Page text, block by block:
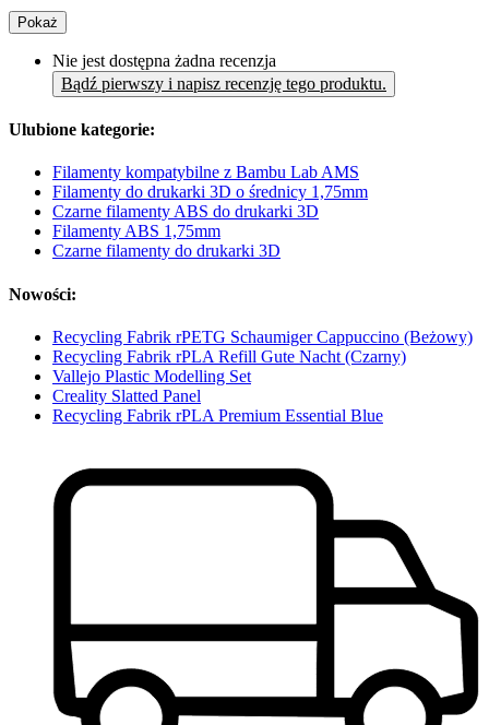
Pokaż
Nie jest dostępna żadna recenzja
Bądź pierwszy i napisz recenzję tego produktu.
Ulubione kategorie:
Filamenty kompatybilne z Bambu Lab AMS
Filamenty do drukarki 3D o średnicy 1,75mm
Czarne filamenty ABS do drukarki 3D
Filamenty ABS 1,75mm
Czarne filamenty do drukarki 3D
Nowości:
Recycling Fabrik rPETG Schaumiger Cappuccino (Beżowy)
Recycling Fabrik rPLA Refill Gute Nacht (Czarny)
Vallejo Plastic Modelling Set
Creality Slatted Panel
Recycling Fabrik rPLA Premium Essential Blue